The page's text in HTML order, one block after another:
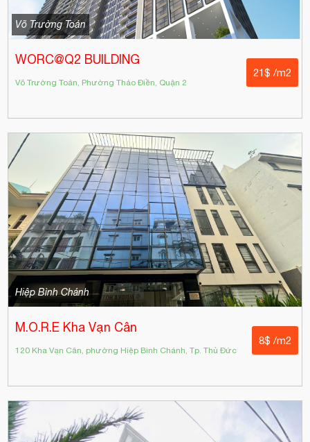
Võ Trường Toản
WORC@Q2 BUILDING
Võ Trường Toản, Phường Thảo Điền, Quận 2
21$ /m2
Hiệp Bình Chánh
M.O.R.E Kha Vạn Cân
120 Kha Vạn Cân, phường Hiệp Bình Chánh, Tp. Thủ Đức
8$ /m2